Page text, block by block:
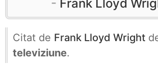
Frank Lloyd
Citat de Frank Lloyd Wright
televiziune.